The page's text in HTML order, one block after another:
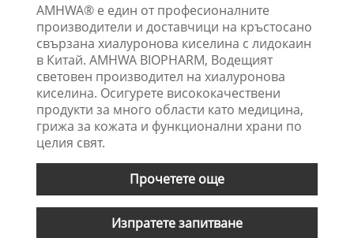
AMHWA® е един от професионалните
производители и доставчици на кръстосано
свързана хиалуронова киселина с лидокаин
в Китай. AMHWA BIOPHARM, Водещият
световен производител на хиалуронова
киселина. Осигурете висококачествени
продукти за много области като медицина,
грижа за кожата и функционални храни по
целия свят.
Прочетете още
Изпратете запитване